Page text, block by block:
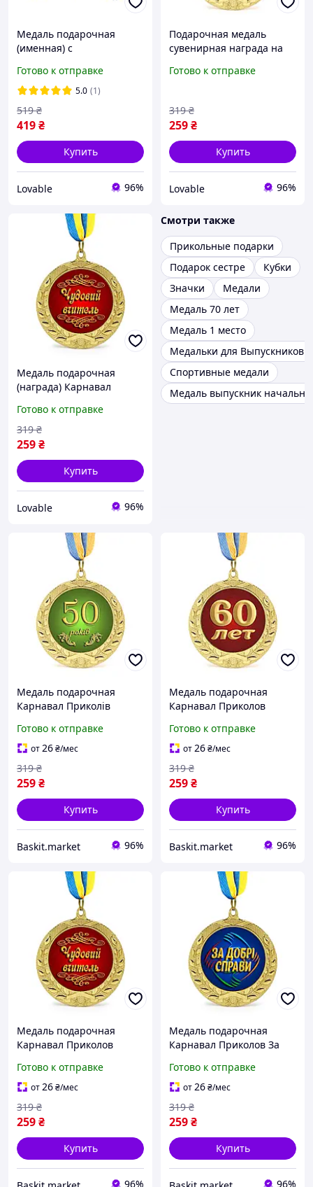
Медаль подарочная
(именная) с
надписью Карнавал
Приколов, наградная
сувенирная 70 мм Синяя
Готово к отправке
5.0 (1)
419₴
519 ₴
Купить
Lovable 96%
Подарочная медаль
сувенирная награда на
Приколов 60 лет
Готово к отправке
259₴
319 ₴
Купить
Lovable 96%
Медаль подарочная
(награда) Карнавал
вчитель 7 см Золотистая,
подарок учителю
Готово к отправке
259₴
319 ₴
Купить
Lovable 96%
Смотри также
Прикольные подарки
Подарок сестре
Кубки
Значки
Медали
Медаль 70 лет
Медаль 1 место
Медальки для Выпускников
Спортивные медали
Медаль выпускник
Медаль подарочная
Карнавал Приколів
Золотистая
Готово к отправке
от26₴/мес
259₴
319 ₴
Купить
Baskit.market 96%
Медаль подарочная
Карнавал Приколов
Золотистая 7 см
Готово к отправке
от26₴/мес
259₴
319 ₴
Купить
Baskit.market 96%
Медаль подарочная
Карнавал Приколов
Золотистая
Готово к отправке
от26₴/мес
259₴
319 ₴
Купить
96%
Медаль подарочная
Карнавал Приколов За
Готово к отправке
от26₴/мес
259₴
319 ₴
Купить
96%